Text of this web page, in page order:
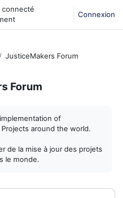
connecté
Connexion
JusticeMakers Forum
Forum
of
around the world.
de la mise à jour des projets
le monde.